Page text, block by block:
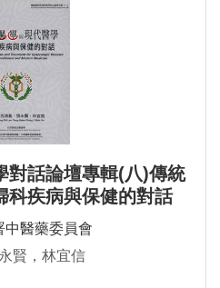
對話論壇專輯(八)傳統
科疾病與保健的對話
中醫藥委員會
賢，林宜信